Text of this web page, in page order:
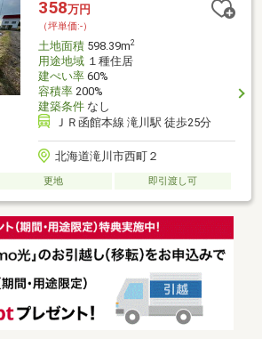
358万円
（坪単価:-）
土地面積598.39m2
用途地域１種住居
建ぺい率60%
容積率200%
建築条件なし
ＪＲ函館本線 滝川駅 徒歩25分
北海道滝川市西町２
更地 即引渡し可